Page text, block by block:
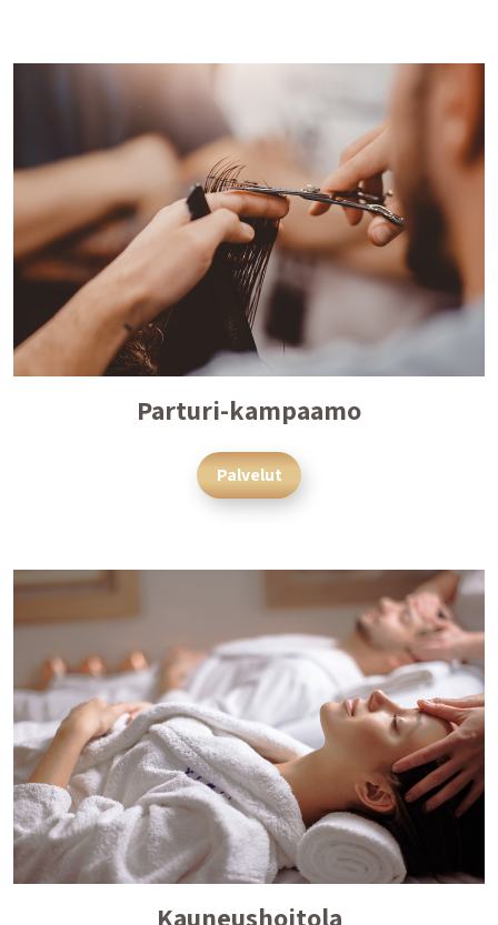
Parturi-kampaamo
Palvelut
Kauneushoitola